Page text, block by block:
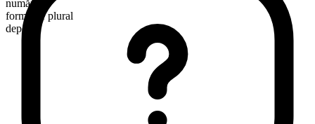
numărabil
formă de plural
depots